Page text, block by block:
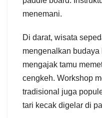
menemani.
Di darat, wisata
mengenalkan budaya
mengajak tamu
cengkeh. Workshop
tradisional juga
tari kecak digelar di